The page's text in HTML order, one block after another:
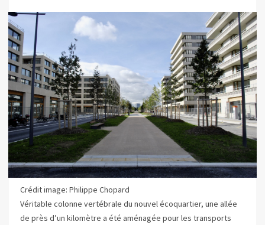
Crédit image: Philippe Chopard
Véritable colonne vertébrale du nouvel écoquartier, une allée
de près d’un kilomètre a été aménagée pour les transports